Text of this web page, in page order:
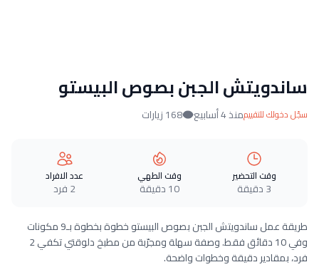
ساندويتش الجبن بصوص البيستو
سجّل دخولك للتقييممنذ 4 أسابيع 168 زيارات
وقت التحضير
3 دقيقة
وقت الطهي
10 دقيقة
عدد الافراد
2 فرد
طريقة عمل ساندويتش الجبن بصوص البيستو خطوة بخطوة بـ9 مكونات
وفي 10 دقائق فقط. وصفة سهلة ومجرّبة من مطبخ دلوقتي تكفي 2
فرد، بمقادير دقيقة وخطوات واضحة.